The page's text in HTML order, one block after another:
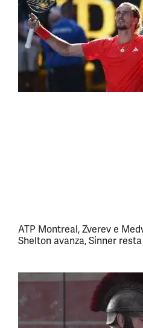
ATP Montreal, Zverev e
Shelton avanza, Sinner